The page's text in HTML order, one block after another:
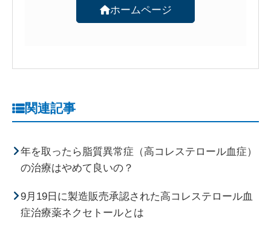
ホームページ
関連記事
年を取ったら脂質異常症（高コレステロール血症）
の治療はやめて良いの？
9月19日に製造販売承認された高コレステロール血
症治療薬ネクセトールとは